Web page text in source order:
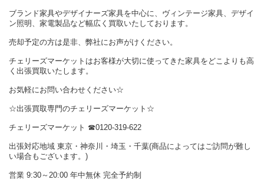
ブランド家具やデザイナーズ家具を中心に、ヴィンテージ家具、デザイ
ン照明、家電製品など幅広く買取いたしております。
売却予定の方は是非、弊社にお声がけください。
チェリーズマーケットはお客様が大切に使ってきた家具をどこよりも高
く出張買取いたします。
お気軽にお問い合わせください☆
☆出張買取専門のチェリーズマーケット☆
チェリーズマーケット ☎︎0120-319-622
出張対応地域 東京・神奈川・埼玉・千葉(商品によってはご訪問が難し
い場合もございます。)
営業 9:30～20:00 年中無休 完全予約制